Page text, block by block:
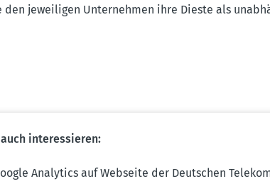
den jewei­ligen Unter­nehmen ihre Dieste als
inter­es­sieren:
Analytics auf Webseite der Deutschen